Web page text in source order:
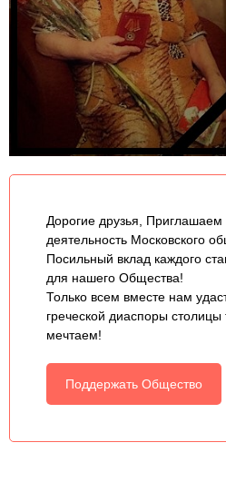
Дорогие друзья, Приглашаем
деятельность Московского
Посильный вклад каждого
для нашего Общества!
Только всем вместе нам
греческой диаспоры
мечтаем!
Поддержать Общество